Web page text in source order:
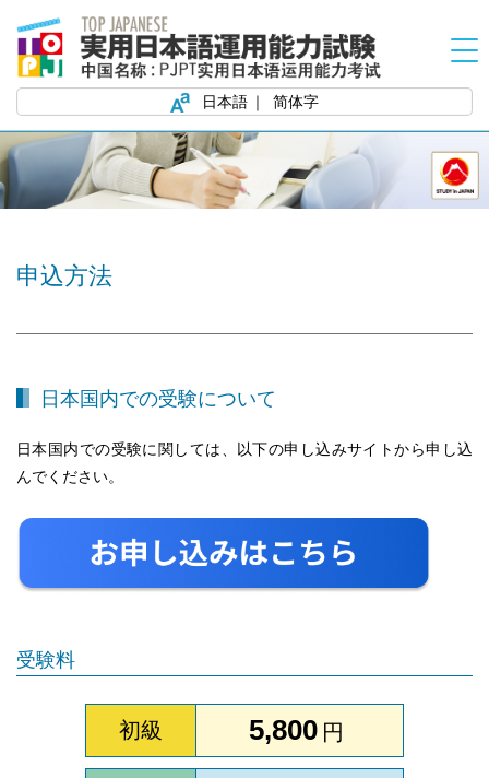
日本語 简体字
申込方法
日本国内での受験について
日本国内での受験に関しては、以下の申し込みサイトから申し込
んでください。
受験料
初級 5,800 円